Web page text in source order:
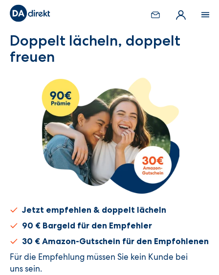
Doppelt lächeln, doppelt
freuen
Jetzt empfehlen & doppelt lächeln
90 € Bargeld für den Empfehler
30 € Amazon-Gutschein für den Empfohlenen
Für die Empfehlung müssen Sie kein Kunde bei
uns sein.